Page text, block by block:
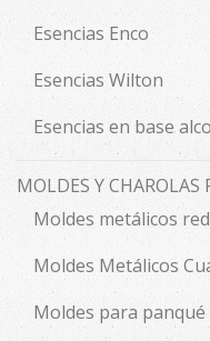
Esencias Enco
Esencias Wilton
Esencias en base
MOLDES Y CHAROLAS
Moldes metálicos
Moldes Metálicos
Moldes para panqué